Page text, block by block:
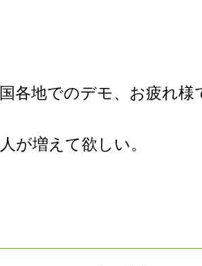
各地でのデモ、お疲れ様
が増えて欲しい。